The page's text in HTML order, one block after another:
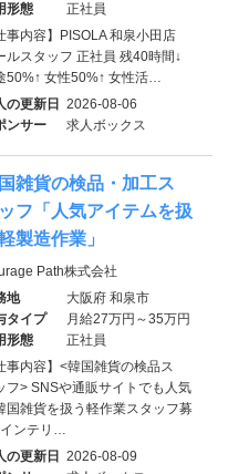
形態
正社員
事内容】PISOLA 和泉小田店
ルスタッフ 正社員 残40時間↓
50%↑ 女性50%↑ 女性活…
の更新日
2026-08-06
ンサー
求人ボックス
雑貨の検品・加工ス
フ「人気アイテムを扱
製造作業」
Path株式会社
地
大阪府 和泉市
タイプ
月給27万円～35万円
形態
正社員
事内容】<韓国雑貨の検品ス
フ> SNSや通販サイトでも人気
国雑貨を扱う軽作業スタッフ募
ンテリ…
の更新日
2026-08-09